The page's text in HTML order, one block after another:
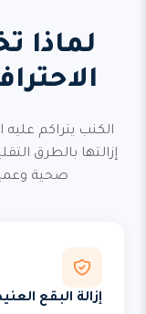
لماذا
الكنب يتراكم عليه
إزالتها بالطرق
صحية
إزالة البقع